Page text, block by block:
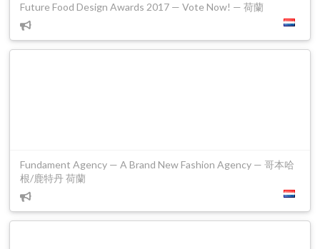
Future Food Design Awards 2017 — Vote Now! — 荷蘭
Fundament Agency — A Brand New Fashion Agency — 哥本哈
根/鹿特丹 荷蘭